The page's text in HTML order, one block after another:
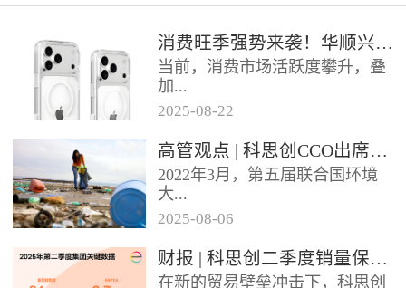
消费旺季强势来袭！华顺兴业携手科思创 TPU，为手机护套行业注入破局新动能，抢占市场制高点
当前，消费市场活跃度攀升，叠
加...
各类促销节点临近，手机护套行
业迎来传统销售旺季，市场对高
品质、高性能产品的需求持续走
高。华...
2025-08-22
高管观点 | 科思创CCO出席全球塑料公约大会
2022年3月，第五届联合国环境
大...
会决定成立政府间谈判委员会
（INC），计划通过5次会议在
2025-08-06
财报 | 科思创二季度销量保持稳定，但动荡环境拖累业绩
在新的贸易壁垒冲击下，科思创